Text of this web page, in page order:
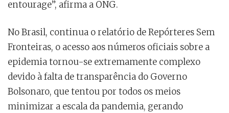
entourage”, afirma a ONG.
No Brasil, continua o relatório de Repórteres Sem
Fronteiras, o acesso aos números oficiais sobre a
epidemia tornou-se extremamente complexo
devido à falta de transparência do Governo
Bolsonaro, que tentou por todos os meios
minimizar a escala da pandemia, gerando